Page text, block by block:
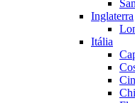
Inglaterra
Itália